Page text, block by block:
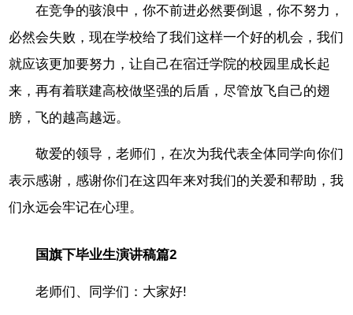
在竞争的骇浪中，你不前进必然要倒退，你不努力，
必然会失败，现在学校给了我们这样一个好的机会，我们
就应该更加要努力，让自己在宿迁学院的校园里成长起
来，再有着联建高校做坚强的后盾，尽管放飞自己的翅
膀，飞的越高越远。
敬爱的领导，老师们，在次为我代表全体同学向你们
表示感谢，感谢你们在这四年来对我们的关爱和帮助，我
们永远会牢记在心理。
国旗下毕业生演讲稿篇2
老师们、同学们：大家好!